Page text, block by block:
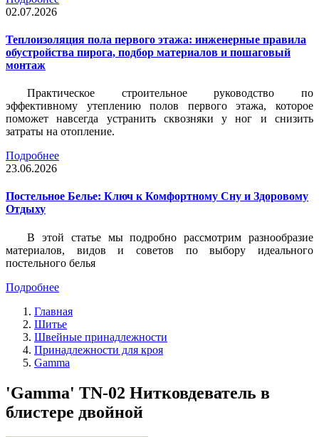
02.07.2026
Теплоизоляция пола первого этажа: инженерные правила
обустройства пирога, подбор материалов и пошаговый
монтаж
Практическое строительное руководство по
эффективному утеплению полов первого этажа, которое
поможет навсегда устранить сквозняки у ног и снизить
затраты на отопление.
Подробнее
23.06.2026
Постельное Белье: Ключ к Комфортному Сну и Здоровому
Отдыху
В этой статье мы подробно рассмотрим разнообразие
материалов, видов и советов по выбору идеального
постельного белья
Подробнее
Главная
Шитье
Швейные принадлежности
Принадлежности для кроя
Gamma
'Gamma' TN-02 Нитковдеватель в
блистере двойной